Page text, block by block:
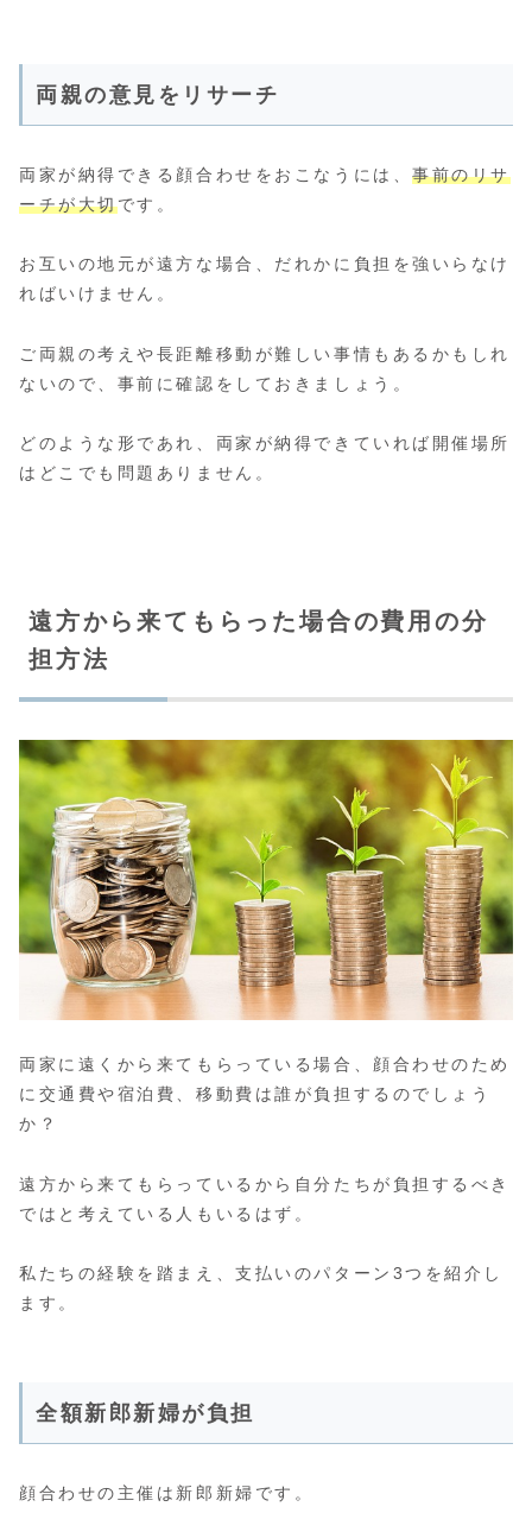
両親の意見をリサーチ
両家が納得できる顔合わせをおこなうには、事前のリサ
ーチが大切です。
お互いの地元が遠方な場合、だれかに負担を強いらなけ
ればいけません。
ご両親の考えや長距離移動が難しい事情もあるかもしれ
ないので、事前に確認をしておきましょう。
どのような形であれ、両家が納得できていれば開催場所
はどこでも問題ありません。
遠方から来てもらった場合の費用の分
担方法
両家に遠くから来てもらっている場合、顔合わせのため
に交通費や宿泊費、移動費は誰が負担するのでしょう
か？
遠方から来てもらっているから自分たちが負担するべき
ではと考えている人もいるはず。
私たちの経験を踏まえ、支払いのパターン3つを紹介し
ます。
全額新郎新婦が負担
顔合わせの主催は新郎新婦です。